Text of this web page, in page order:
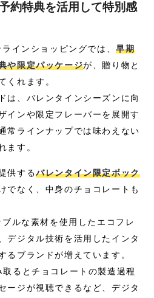
約特典を活用して特別感
インショッピングでは、早期
や限定パッケージが、贈り物と
くれます。
は、バレンタインシーズンに向
インや限定フレーバーを展開す
常ラインナップでは味わえない
ます。
供するバレンタイン限定ボック
でなく、中身のチョコレートも
ルな素材を使用したエコフレ
デジタル技術を活用したインタ
るブランドが増えています。
るとチョコレートの製造過程
ージが視聴できるなど、デジタ